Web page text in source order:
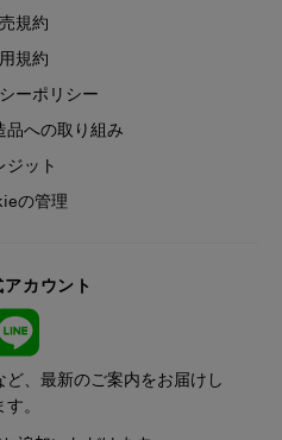
規約
規約
ーポリシー
品への取り組み
ジット
の管理
アカウント
、最新のご案内をお届けし
す。